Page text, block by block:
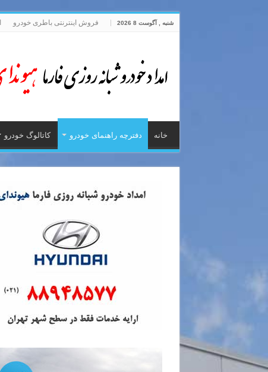
شنبه , آگوست 8 2026 فروش اینترنتی باطری خودرو
خانه دفترچه راهنمای خودرو کاتالوگ خودرو